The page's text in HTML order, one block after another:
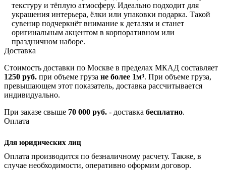
текстуру и тёплую атмосферу. Идеально подходит для
украшения интерьера, ёлки или упаковки подарка. Такой
сувенир подчеркнёт внимание к деталям и станет
оригинальным акцентом в корпоративном или
праздничном наборе.
Доставка
Стоимость доставки по Москве в пределах МКАД составляет
1250 руб. при объеме груза не более 1м³. При объеме груза,
превышающем этот показатель, доставка рассчитывается
индивидуально.
При заказе свыше 70 000 руб. - доставка бесплатно.
Оплата
Для юридических лиц
Оплата производится по безналичному расчету. Также, в
случае необходимости, оперативно оформим договор.